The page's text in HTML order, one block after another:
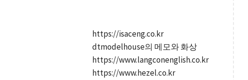
https://isaceng.co.kr
dtmodelhouse의 메모와 화상
https://www.langconenglish.co.kr
https://www.hezel.co.kr